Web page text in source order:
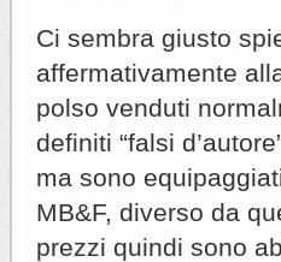
Ci sembra giusto
affermativamente
polso venduti
definiti “falsi
ma sono
MB&F, diverso da
prezzi quindi sono